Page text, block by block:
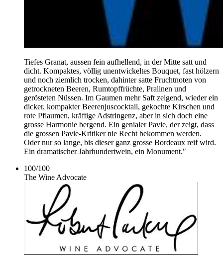
Tiefes Granat, aussen fein aufhellend, in der Mitte satt und
dicht. Kompaktes, völlig unentwickeltes Bouquet, fast hölzern
und noch ziemlich trocken, dahinter satte Fruchtnoten von
getrockneten Beeren, Rumtopffrüchte, Pralinen und
gerösteten Nüssen. Im Gaumen mehr Saft zeigend, wieder ein
dicker, kompakter Beerenjuscocktail, gekochte Kirschen und
rote Pflaumen, kräftige Adstringenz, aber in sich doch eine
grosse Harmonie bergend. Ein genialer Pavie, der zeigt, dass
die grossen Pavie-Kritiker nie Recht bekommen werden.
Oder nur so lange, bis dieser ganz grosse Bordeaux reif wird.
Ein dramatischer Jahrhundertwein, ein Monument."
100/100
The Wine Advocate